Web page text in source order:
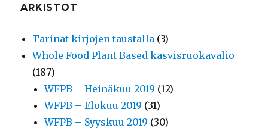
ARKISTOT
Tarinat kirjojen taustalla (3)
Whole Food Plant Based kasvisruokavalio
(187)
WFPB – Heinäkuu 2019 (12)
WFPB – Elokuu 2019 (31)
WFPB – Syyskuu 2019 (30)